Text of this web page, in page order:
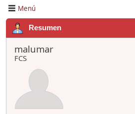
Menú
Resumen
malumar
FCS